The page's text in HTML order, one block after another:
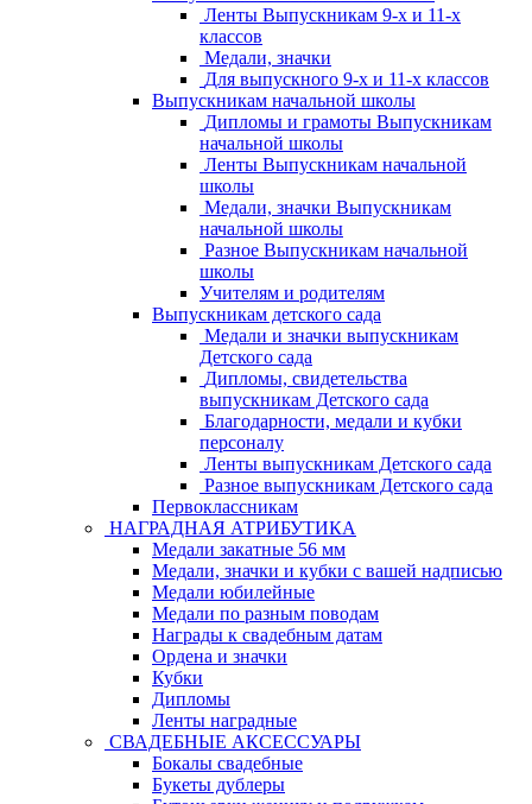
Ленты Выпускникам 9-х и 11-х
классов
Медали, значки
Для выпускного 9-х и 11-х классов
Выпускникам начальной школы
Дипломы и грамоты Выпускникам
начальной школы
Ленты Выпускникам начальной
школы
Медали, значки Выпускникам
начальной школы
Разное Выпускникам начальной
школы
Учителям и родителям
Выпускникам детского сада
Медали и значки выпускникам
Детского сада
Дипломы, свидетельства
выпускникам Детского сада
Благодарности, медали и кубки
персоналу
Ленты выпускникам Детского сада
Разное выпускникам Детского сада
Первоклассникам
НАГРАДНАЯ АТРИБУТИКА
Медали закатные 56 мм
Медали, значки и кубки с вашей надписью
Медали юбилейные
Медали по разным поводам
Награды к свадебным датам
Ордена и значки
Кубки
Дипломы
Ленты наградные
СВАДЕБНЫЕ АКСЕССУАРЫ
Бокалы свадебные
Букеты дублеры